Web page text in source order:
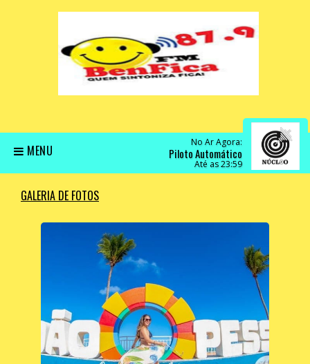
MENU
No Ar Agora:
Piloto Automático
Até as 23:59
GALERIA DE FOTOS